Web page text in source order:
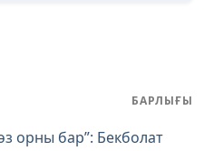
БАРЛЫҒЫ
орны бар”: Бекболат